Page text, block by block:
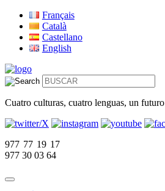
Français
Català
Castellano
English
Cuatro culturas, cuatro lenguas, un futuro
977 77 19 17
977 30 03 64